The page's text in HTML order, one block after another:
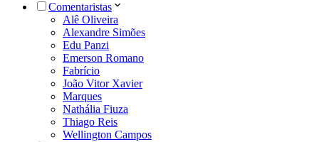
Comentaristas
Alê Oliveira
Alexandre Simões
Edu Panzi
Emerson Romano
Fabrício
João Vitor Xavier
Marques
Nathália Fiuza
Thiago Reis
Wellington Campos